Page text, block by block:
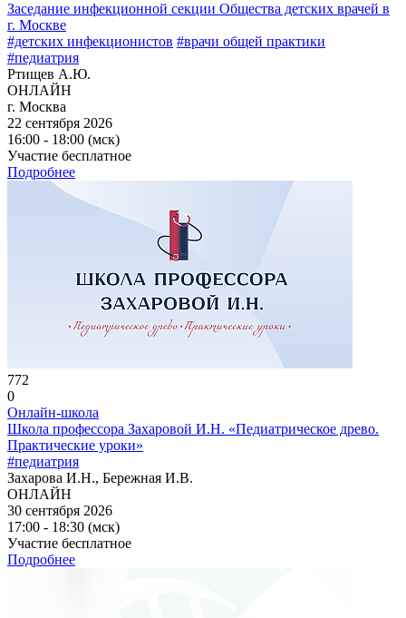
Заседание инфекционной секции Общества детских врачей в
г. Москве
#детских инфекционистов #врачи общей практики
#педиатрия
Ртищев А.Ю.
ОНЛАЙН
г. Москва
22 сентября 2026
16:00 - 18:00 (мск)
Участие бесплатное
Подробнее
772
0
Онлайн-школа
Школа профессора Захаровой И.Н. «Педиатрическое древо.
Практические уроки»
#педиатрия
Захарова И.Н., Бережная И.В.
ОНЛАЙН
30 сентября 2026
17:00 - 18:30 (мск)
Участие бесплатное
Подробнее